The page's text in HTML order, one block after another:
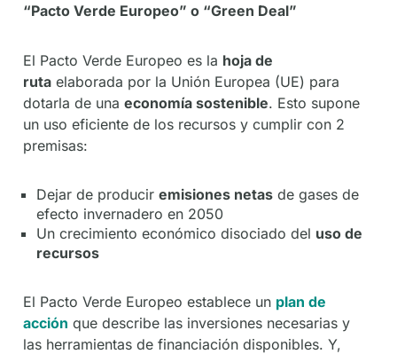
“Pacto Verde Europeo” o “Green Deal”
El Pacto Verde Europeo es la hoja de
ruta elaborada por la Unión Europea (UE) para
dotarla de una economía sostenible. Esto supone
un uso eficiente de los recursos y cumplir con 2
premisas:
Dejar de producir emisiones netas de gases de
efecto invernadero en 2050
Un crecimiento económico disociado del uso de
recursos
El Pacto Verde Europeo establece un plan de
acción que describe las inversiones necesarias y
las herramientas de financiación disponibles. Y,